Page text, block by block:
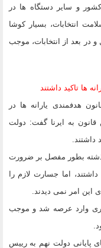
و سایر دستگاه ها در
انتخابات، بسیار کوشا
در بعد از انتخابات، موجب
ها تاکید داشتند
هدفمندی یارانه ها در
به ایرنا گفت: دولت
داشتند.
بطور مفصل بر ضرورت
اما جسارت لازم را
این امر نمی دیدند.
وارد عرصه شد و موجب
پایانی دولت نهم به رییس